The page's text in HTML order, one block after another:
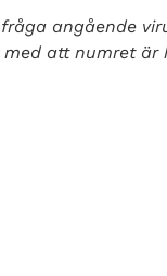
angående
att numret är